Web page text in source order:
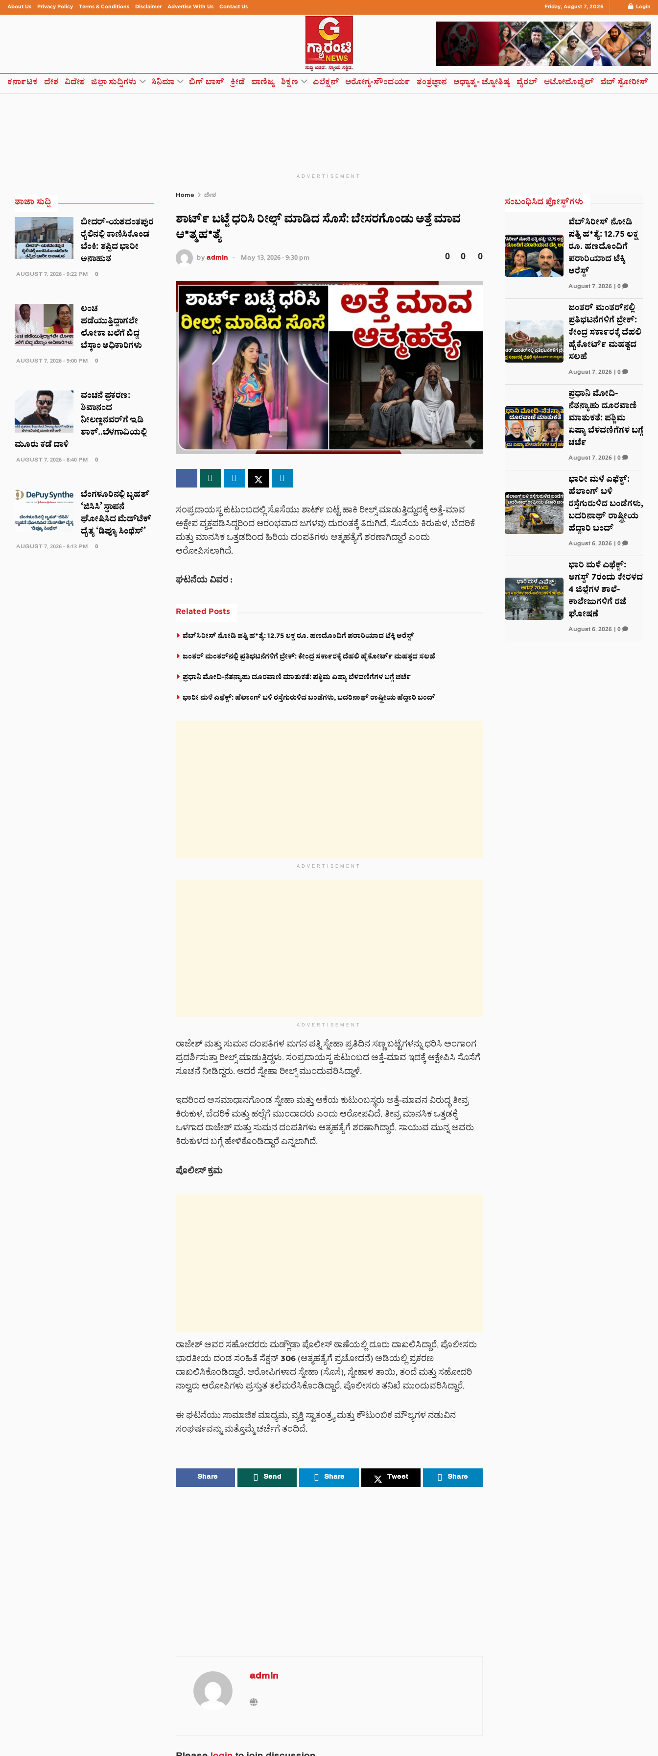
About Us Privacy Policy Terms & Conditions Disclaimer Advertise With Us Contact Us Friday, August 7, 2026 Login
ಕರ್ನಾಟಕ ದೇಶ ವಿದೇಶ ಜಿಲ್ಲಾ ಸುದ್ದಿಗಳು ಸಿನಿಮಾ ಬಿಗ್ ಬಾಸ್ ಕ್ರೀಡೆ ವಾಣಿಜ್ಯ ಶಿಕ್ಷಣ ಎಲೆಕ್ಷನ್ ಆರೋಗ್ಯ-ಸೌಂದರ್ಯ ತಂತ್ರಜ್ಞಾನ ಆಧ್ಯಾತ್ಮ- ಜ್ಯೋತಿಷ್ಯ ವೈರಲ್ ಆಟೋಮೊಬೈಲ್ ವೆಬ್ ಸ್ಟೋರೀಸ್
ADVERTISEMENT
Home ದೇಶ
ಶಾರ್ಟ್ ಬಟ್ಟೆ ಧರಿಸಿ ರೀಲ್ಸ್‌ ಮಾಡಿದ ಸೊಸೆ: ಬೇಸರಗೊಂಡು ಅತ್ತೆ ಮಾವ
ಆ*ತ್ಮಹ*ತ್ಯೆ
by admin May 13, 2026 - 9:30 pm 0 0 0
ಸಂಪ್ರದಾಯಸ್ಥ ಕುಟುಂಬದಲ್ಲಿ ಸೊಸೆಯು ಶಾರ್ಟ್ ಬಟ್ಟೆ ಹಾಕಿ ರೀಲ್ಸ್ ಮಾಡುತ್ತಿದ್ದುದಕ್ಕೆ ಅತ್ತೆ-ಮಾವ
ಅಕ್ಷೇಪ ವ್ಯಕ್ತಪಡಿಸಿದ್ದರಿಂದ ಆರಂಭವಾದ ಜಗಳವು ದುರಂತಕ್ಕೆ ತಿರುಗಿದೆ. ಸೊಸೆಯ ಕಿರುಕುಳ, ಬೆದರಿಕೆ
ಮತ್ತು ಮಾನಸಿಕ ಒತ್ತಡದಿಂದ ಹಿರಿಯ ದಂಪತಿಗಳು ಆತ್ಮಹತ್ಯೆಗೆ ಶರಣಾಗಿದ್ದಾರೆ ಎಂದು
ಆರೋಪಿಸಲಾಗಿದೆ.
ಘಟನೆಯ ವಿವರ :
Related Posts
ವೆಬ್‌ಸಿರೀಸ್‌ ನೋಡಿ ಪತ್ನಿ ಹ*ತ್ಯೆ: 12.75 ಲಕ್ಷ ರೂ. ಹಣದೊಂದಿಗೆ ಪರಾರಿಯಾದ ಟೆಕ್ಕಿ ಅರೆಸ್ಟ್‌
ಜಂತರ್ ಮಂತರ್‌ನಲ್ಲಿ ಪ್ರತಿಭಟನೆಗಳಿಗೆ ಬ್ರೇಕ್: ಕೇಂದ್ರ ಸರ್ಕಾರಕ್ಕೆ ದೆಹಲಿ ಹೈಕೋರ್ಟ್ ಮಹತ್ವದ ಸಲಹೆ
ಪ್ರಧಾನಿ ಮೋದಿ-ನೆತನ್ಯಾಹು ದೂರವಾಣಿ ಮಾತುಕತೆ: ಪಶ್ಚಿಮ ಏಷ್ಯಾ ಬೆಳವಣಿಗೆಗಳ ಬಗ್ಗೆ ಚರ್ಚೆ
ಭಾರೀ ಮಳೆ ಎಫೆಕ್ಟ್‌: ಹೆಲಾಂಗ್ ಬಳಿ ರಸ್ತೆಗುರುಳಿದ ಬಂಡೆಗಳು, ಬದರಿನಾಥ್‌ ರಾಷ್ಟ್ರೀಯ ಹೆದ್ದಾರಿ ಬಂದ್‌
ADVERTISEMENT
ADVERTISEMENT
ರಾಜೇಶ್ ಮತ್ತು ಸುಮನ ದಂಪತಿಗಳ ಮಗನ ಪತ್ನಿ ಸ್ನೇಹಾ ಪ್ರತಿದಿನ ಸಣ್ಣ ಬಟ್ಟೆಗಳನ್ನು ಧರಿಸಿ ಅಂಗಾಂಗ
ಪ್ರದರ್ಶಿಸುತ್ತಾ ರೀಲ್ಸ್ ಮಾಡುತ್ತಿದ್ದಳು. ಸಂಪ್ರದಾಯಸ್ಥ ಕುಟುಂಬದ ಅತ್ತೆ-ಮಾವ ಇದಕ್ಕೆ ಆಕ್ಷೇಪಿಸಿ ಸೊಸೆಗೆ
ಸೂಚನೆ ನೀಡಿದ್ದರು. ಆದರೆ ಸ್ನೇಹಾ ರೀಲ್ಸ್ ಮುಂದುವರಿಸಿದ್ದಾಳೆ.
ಇದರಿಂದ ಅಸಮಾಧಾನಗೊಂಡ ಸ್ನೇಹಾ ಮತ್ತು ಆಕೆಯ ಕುಟುಂಬಸ್ಥರು ಅತ್ತೆ-ಮಾವನ ವಿರುದ್ಧ ತೀವ್ರ
ಕಿರುಕುಳ, ಬೆದರಿಕೆ ಮತ್ತು ಹಲ್ಲೆಗೆ ಮುಂದಾದರು ಎಂದು ಆರೋಪವಿದೆ. ತೀವ್ರ ಮಾನಸಿಕ ಒತ್ತಡಕ್ಕೆ
ಒಳಗಾದ ರಾಜೇಶ್ ಮತ್ತು ಸುಮನ ದಂಪತಿಗಳು ಆತ್ಮಹತ್ಯೆಗೆ ಶರಣಾಗಿದ್ದಾರೆ. ಸಾಯುವ ಮುನ್ನ ಅವರು
ಕಿರುಕುಳದ ಬಗ್ಗೆ ಹೇಳಿಕೊಂಡಿದ್ದಾರೆ ಎನ್ನಲಾಗಿದೆ.
ಪೊಲೀಸ್ ಕ್ರಮ
ರಾಜೇಶ್ ಅವರ ಸಹೋದರರು ಮಡ್ಲೌಡಾ ಪೊಲೀಸ್ ಠಾಣೆಯಲ್ಲಿ ದೂರು ದಾಖಲಿಸಿದ್ದಾರೆ. ಪೊಲೀಸರು
ಭಾರತೀಯ ದಂಡ ಸಂಹಿತೆ ಸೆಕ್ಷನ್ 306 (ಆತ್ಮಹತ್ಯೆಗೆ ಪ್ರಚೋದನೆ) ಅಡಿಯಲ್ಲಿ ಪ್ರಕರಣ
ದಾಖಲಿಸಿಕೊಂಡಿದ್ದಾರೆ. ಆರೋಪಿಗಳಾದ ಸ್ನೇಹಾ (ಸೊಸೆ), ಸ್ನೇಹಾಳ ತಾಯಿ, ತಂದೆ ಮತ್ತು ಸಹೋದರಿ
ನಾಲ್ವರು ಆರೋಪಿಗಳು ಪ್ರಸ್ತುತ ತಲೆಮರೆಸಿಕೊಂಡಿದ್ದಾರೆ. ಪೊಲೀಸರು ತನಿಖೆ ಮುಂದುವರಿಸಿದ್ದಾರೆ.
ಈ ಘಟನೆಯು ಸಾಮಾಜಿಕ ಮಾಧ್ಯಮ, ವ್ಯಕ್ತಿ ಸ್ವಾತಂತ್ರ್ಯ ಮತ್ತು ಕೌಟುಂಬಿಕ ಮೌಲ್ಯಗಳ ನಡುವಿನ
ಸಂಘರ್ಷವನ್ನು ಮತ್ತೊಮ್ಮೆ ಚರ್ಚೆಗೆ ತಂದಿದೆ.
Share Send Share Tweet Share
admin
ತಾಜಾ ಸುದ್ದಿ
ಬೀದರ್-ಯಶವಂತಪುರ
ರೈಲಿನಲ್ಲಿ ಕಾಣಿಸಿಕೊಂಡ
ಬೆಂಕಿ: ತಪ್ಪಿದ ಭಾರೀ
ಅನಾಹುತ
AUGUST 7, 2026 - 9:22 PM 0
ಲಂಚ
ಪಡೆಯುತ್ತಿದ್ದಾಗಲೇ
ಲೋಕಾ ಬಲೆಗೆ ಬಿದ್ದ
ಬೆಸ್ಕಾಂ ಅಧಿಕಾರಿಗಳು
AUGUST 7, 2026 - 9:00 PM 0
ವಂಚನೆ ಪ್ರಕರಣ:
ಶಿವಾನಂದ
ನೀಲಣ್ಣನವರ್​​ಗೆ ಇಡಿ
ಶಾಕ್..ಬೆಳಗಾವಿಯಲ್ಲಿ
ಮೂರು ಕಡೆ ದಾಳಿ
AUGUST 7, 2026 - 8:40 PM 0
ಬೆಂಗಳೂರಿನಲ್ಲಿ ಬೃಹತ್
‘ಜಿಸಿಸಿ’ ಸ್ಥಾಪನೆ
ಘೋಷಿಸಿದ ಮೆಡ್‌ಟೆಕ್‌
ದೈತ್ಯ ‘ಡಿಪ್ಯೂ ಸಿಂಥೆಸ್’
AUGUST 7, 2026 - 8:13 PM 0
ಸಂಬಂಧಿಸಿದ ಪೋಸ್ಟ್‌ಗಳು
ವೆಬ್‌ಸಿರೀಸ್‌ ನೋಡಿ
ಪತ್ನಿ ಹ*ತ್ಯೆ: 12.75 ಲಕ್ಷ
ರೂ. ಹಣದೊಂದಿಗೆ
ಪರಾರಿಯಾದ ಟೆಕ್ಕಿ
ಅರೆಸ್ಟ್‌
August 7, 2026| 0
ಜಂತರ್ ಮಂತರ್‌ನಲ್ಲಿ
ಪ್ರತಿಭಟನೆಗಳಿಗೆ ಬ್ರೇಕ್:
ಕೇಂದ್ರ ಸರ್ಕಾರಕ್ಕೆ ದೆಹಲಿ
ಹೈಕೋರ್ಟ್ ಮಹತ್ವದ
ಸಲಹೆ
August 7, 2026| 0
ಪ್ರಧಾನಿ ಮೋದಿ-
ನೆತನ್ಯಾಹು ದೂರವಾಣಿ
ಮಾತುಕತೆ: ಪಶ್ಚಿಮ
ಏಷ್ಯಾ ಬೆಳವಣಿಗೆಗಳ ಬಗ್ಗೆ
ಚರ್ಚೆ
August 7, 2026| 0
ಭಾರೀ ಮಳೆ ಎಫೆಕ್ಟ್‌:
ಹೆಲಾಂಗ್ ಬಳಿ
ರಸ್ತೆಗುರುಳಿದ ಬಂಡೆಗಳು,
ಬದರಿನಾಥ್‌ ರಾಷ್ಟ್ರೀಯ
ಹೆದ್ದಾರಿ ಬಂದ್‌
August 6, 2026| 0
ಭಾರಿ ಮಳೆ ಎಫೆಕ್ಟ್:
ಆಗಸ್ಟ್ 7ರಂದು ಕೇರಳದ
4 ಜಿಲ್ಲೆಗಳ ಶಾಲೆ-
ಕಾಲೇಜುಗಳಿಗೆ ರಜೆ
ಘೋಷಣೆ
August 6, 2026| 0